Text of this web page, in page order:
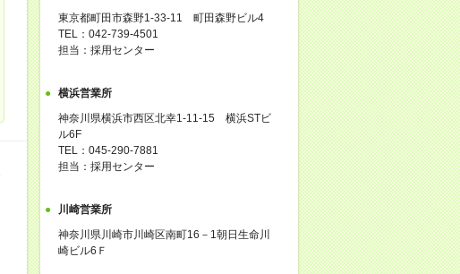
東京都町田市森野1-33-11 町田森野ビル4
TEL：042-739-4501
担当：採用センター
横浜営業所
神奈川県横浜市西区北幸1-11-15 横浜STビ
ル6F
TEL：045-290-7881
担当：採用センター
川崎営業所
神奈川県川崎市川崎区南町16－1朝日生命川
崎ビル6Ｆ